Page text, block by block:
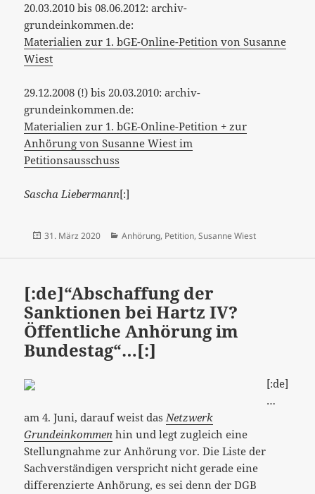
20.03.2010 bis 08.06.2012: archiv-
grundeinkommen.de:
Materialien zur 1. bGE-Online-Petition von Susanne
Wiest
29.12.2008 (!) bis 20.03.2010: archiv-
grundeinkommen.de:
Materialien zur 1. bGE-Online-Petition + zur
Anhörung von Susanne Wiest im
Petitionsausschuss
Sascha Liebermann[:]
Veröffentlicht
31. März 2020 Kategorien
Anhörung, Petition, Susanne Wiest
[:de]“Abschaffung der
Sanktionen bei Hartz IV?
Öffentliche Anhörung im
Bundestag“…[:]
[:de]
…
am 4. Juni, darauf weist dasNetzwerk
Grundeinkommen hin und legt zugleich eine
Stellungnahme zur Anhörung vor. Die Liste der
Sachverständigen verspricht nicht gerade eine
differenzierte Anhörung, es sei denn der DGB